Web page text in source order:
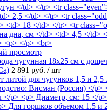
просмотр
чугунная 18х25 см с
2 891 руб. / шт